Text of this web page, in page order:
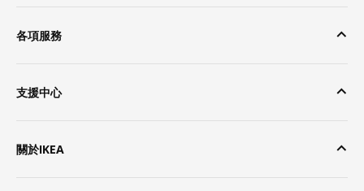
各項服務
支援中心
關於IKEA